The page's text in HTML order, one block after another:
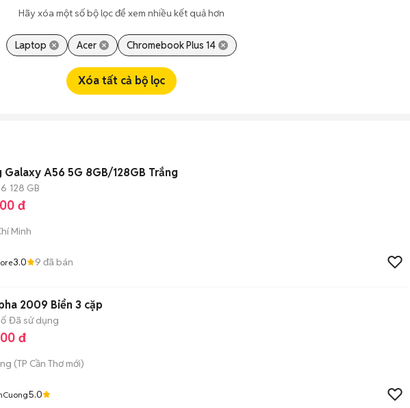
Hãy xóa một số bộ lọc để xem nhiều kết quả hơn
Laptop Acer Chromebook Plus 14
Xóa tất cả bộ lọc
Galaxy A56 5G 8GB/128GB Trắng
128 GB
đ
Minh
3.0 9 đã bán
2009 Biển 3 cặp
Đã sử dụng
đ
(TP Cần Thơmới)
5.0